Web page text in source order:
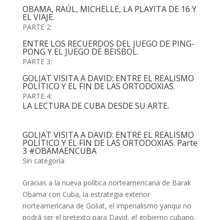
OBAMA, RAÚL, MICHELLE, LA PLAYITA DE 16 Y
EL VIAJE.
PARTE 2:
ENTRE LOS RECUERDOS DEL JUEGO DE PING-
PONG Y EL JUEGO DE BEISBOL.
PARTE 3:
GOLIAT VISITA A DAVID: ENTRE EL REALISMO
POLÍTICO Y EL FIN DE LAS ORTODOXIAS.
PARTE 4:
LA LECTURA DE CUBA DESDE SU ARTE.
GOLIAT VISITA A DAVID: ENTRE EL REALISMO
POLÍTICO Y EL FIN DE LAS ORTODOXIAS. Parte
3 #OBAMAENCUBA
Sin categoría
Gracias a la nueva política norteamericana de Barak
Obama con Cuba, la estrategia exterior
norteamericana de Goliat, el imperialismo yanqui no
podrá ser el pretexto para David, el gobierno cubano.